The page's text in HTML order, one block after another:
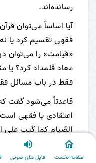
رسانده‌اند.
آیا اساساً می‌توان
فقهی تقسیم کرد یا
«قیامت» را می‌توان
معاد قلمداد کرد؟ یا
فقط در باب مسائل
قاعدتاً می‌شود گفت که
اعتقادی یا فقهی
الصّیام کما کُتب علی
تتّقون»
یا آیۀ «
فاعتزلو النساءَ فی
صفحه نخست فایل های صوتی